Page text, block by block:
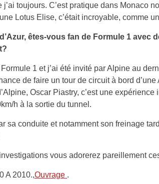
toujours. C’est pratique dans Monaco
Lotus Elise, c’était incroyable, comme
êtes-vous fan de Formule 1 avec
1 et j’ai été invité par Alpine au
de faire un tour de circuit à bord d’une
Oscar Piastry, c’est une expérience
h à la sortie du tunnel.
sa conduite et notamment son freinage
vous adorerez pareillement
A 2010.,Ouvrage .